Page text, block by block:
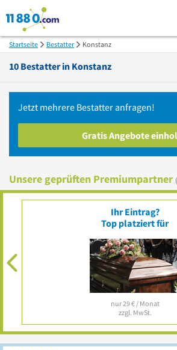
Startseite Bestatter Konstanz
10 Bestatter in Konstanz
Jetzt mehrere Bestatter anfragen!
Gratis Angebote
Unsere geprüften Premiumpartner
Ihr Eintrag?
Top platziert für
nur 29 € / Monat
zzgl. MwSt.